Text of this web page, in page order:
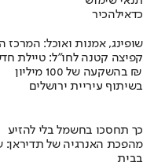
כדאילהכיר
שופינג, אמנות ואוכל:
קפיצה קטנה לחו"ל: טיילת
בהשקעה של 100 מיליון ₪
בשיתוף עיריית ירושלים
כך תחסכו בחשמל בלי להזיע
מהפכת האנרגיה של תדיראן:
בבית